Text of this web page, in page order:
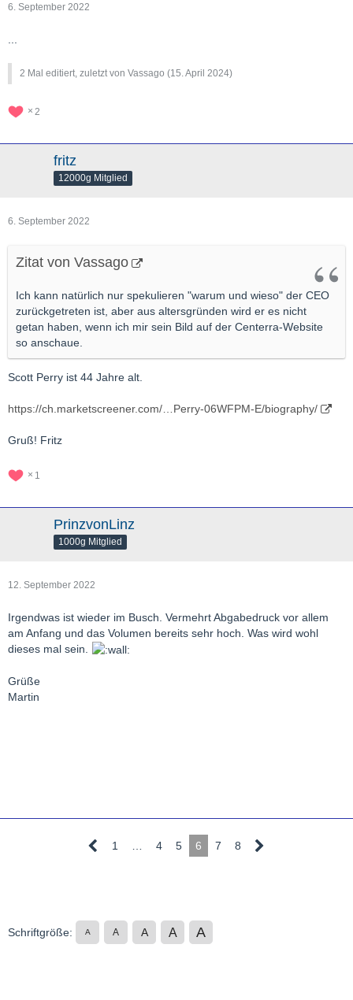
6. September 2022
2 Mal editiert, zuletzt von Vassago (15. April 2024)
2
fritz
12000g Mitglied
6. September 2022
Zitat von Vassago
Ich kann natürlich nur spekulieren "warum und wieso" der CEO
zurückgetreten ist, aber aus altersgründen wird er es nicht
getan haben, wenn ich mir sein Bild auf der Centerra-Website
so anschaue.
Scott Perry ist 44 Jahre alt.
https://ch.marketscreener.com/…Perry-06WFPM-E/biography/
Gruß! Fritz
1
PrinzvonLinz
1000g Mitglied
12. September 2022
Irgendwas ist wieder im Busch. Vermehrt Abgabedruck vor allem
am Anfang und das Volumen bereits sehr hoch. Was wird wohl
dieses mal sein.
Grüße
Martin
1 4 5 6 7 8
Schriftgröße: A A A A A